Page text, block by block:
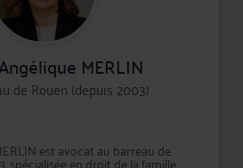
MERLIN
de Rouen (depuis 2003)
est avocat au barreau de
spécialisée en droit de la famille